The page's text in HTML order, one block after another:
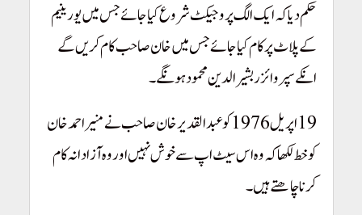
حکم دیا کہ ایک الگ پروجیکٹ شروع کیا جائے جس میں یورینیم
کے پلاٹ پر کام کیا جائے جس میں خان صاحب کام کریں گے
انکے سپروائزر بشیرالدین محمود ہونگے۔
19 اپریل 1976 کو عبدالقدیر خان صاحب نے منیر احمد خان
کو خط لکھا کہ وہ اس سیٹ اپ سے خوش نہیں اور وہ آزادانہ کام
کرنا چاھتے ہیں۔